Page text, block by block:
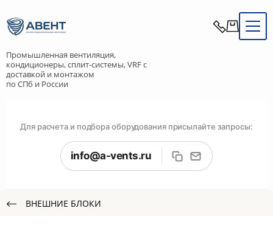
Промышленная вентиляция,
кондиционеры, сплит-системы, VRF с
доставкой и монтажом
по СПб и России
Для расчета и подбора оборудования присылайте запросы:
info@a-vents.ru
ВНЕШНИЕ БЛОКИ